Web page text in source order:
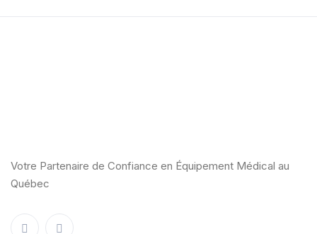
Votre Partenaire de Confiance en Équipement Médical au
Québec